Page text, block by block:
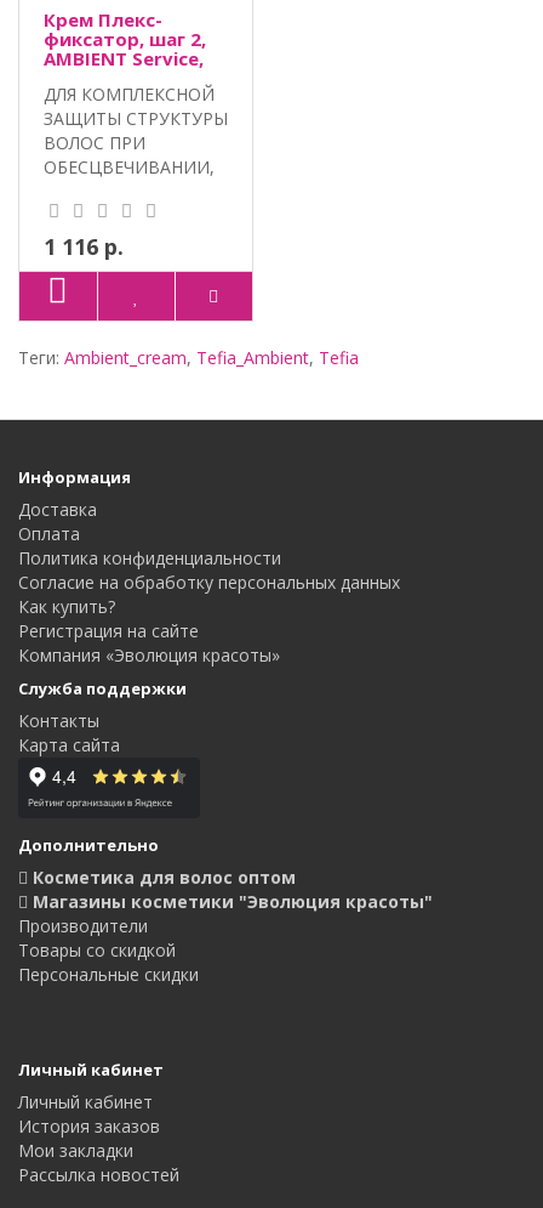
Крем Плекс-
фиксатор, шаг 2,
AMBIENT Service,
ДЛЯ КОМПЛЕКСНОЙ
ЗАЩИТЫ СТРУКТУРЫ
ВОЛОС ПРИ
ОБЕСЦВЕЧИВАНИИ,
ХИМИЧЕС..
1 116 р.
Теги: Ambient_cream, Tefia_Ambient, Tefia
Информация
Доставка
Оплата
Политика конфиденциальности
Согласие на обработку персональных данных
Как купить?
Регистрация на сайте
Компания «Эволюция красоты»
Служба поддержки
Контакты
Карта сайта
Дополнительно
Косметика для волос оптом
Магазины косметики "Эволюция красоты"
Производители
Товары со скидкой
Персональные скидки
Личный кабинет
Личный кабинет
История заказов
Мои закладки
Рассылка новостей